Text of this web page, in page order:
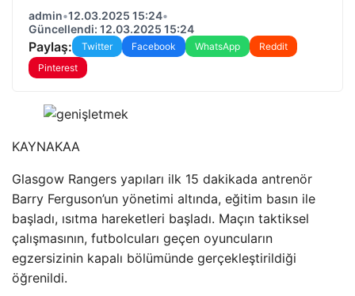
admin•12.03.2025 15:24•
Güncellendi: 12.03.2025 15:24
Paylaş: Twitter Facebook WhatsApp
Reddit
Pinterest
KAYNAKAA
Glasgow Rangers yapıları ilk 15 dakikada antrenör
Barry Ferguson’un yönetimi altında, eğitim basın ile
başladı, ısıtma hareketleri başladı. Maçın taktiksel
çalışmasının, futbolcuları geçen oyuncuların
egzersizinin kapalı bölümünde gerçekleştirildiği
öğrenildi.